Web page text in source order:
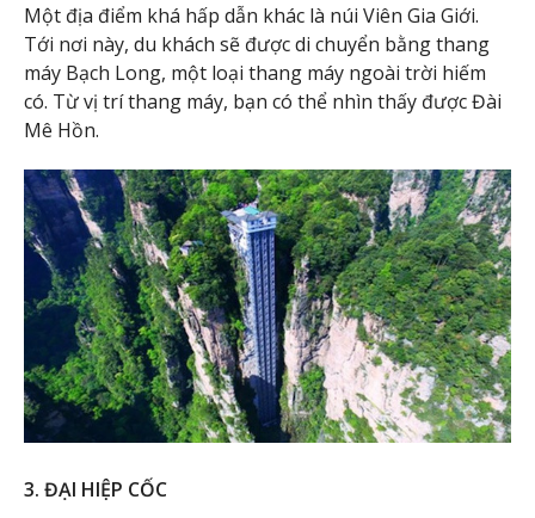
Một địa điểm khá hấp dẫn khác là núi Viên Gia Giới.
Tới nơi này, du khách sẽ được di chuyển bằng thang
máy Bạch Long, một loại thang máy ngoài trời hiếm
có. Từ vị trí thang máy, bạn có thể nhìn thấy được Đài
Mê Hồn.
3. ĐẠI HIỆP CỐC